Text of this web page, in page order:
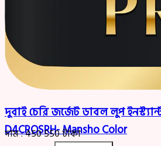
দুবাই চেরি জর্জেট ডাবল লুপ
D4CROSRH- Mansho Color
দাম :450550টাকা